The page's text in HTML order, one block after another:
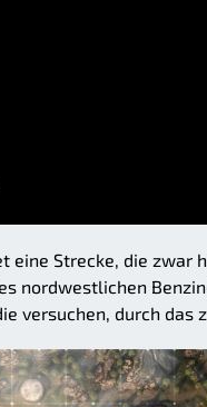
eine Strecke, die zwar
nordwestlichen
versuchen, durch das